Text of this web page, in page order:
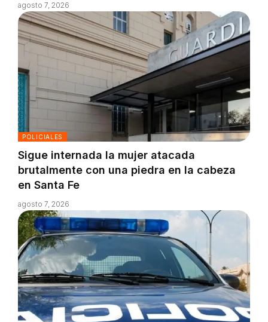
agosto 7, 2026
POLICIALES
Sigue internada la mujer atacada
brutalmente con una piedra en la cabeza
en Santa Fe
agosto 7, 2026